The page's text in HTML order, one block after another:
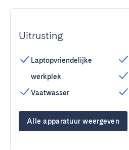
Uitrusting
Laptopvriendelijke
werkplek
Vaatwasser
Alle apparatuur weergeven